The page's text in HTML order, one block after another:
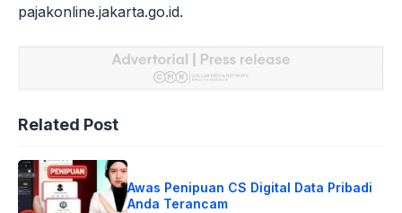
pajakonline.jakarta.go.id.
Related Post
Awas Penipuan CS Digital Data Pribadi
Anda Terancam